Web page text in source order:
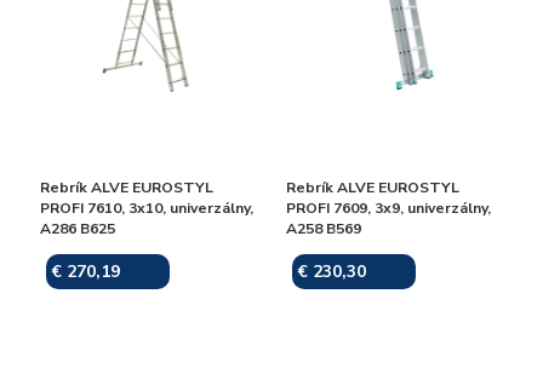
Rebrík ALVE EUROSTYL
PROFI 7610, 3x10, univerzálny,
A286 B625
€ 270,19
Rebrík ALVE EUROSTYL
PROFI 7609, 3x9, univerzálny,
A258 B569
€ 230,30